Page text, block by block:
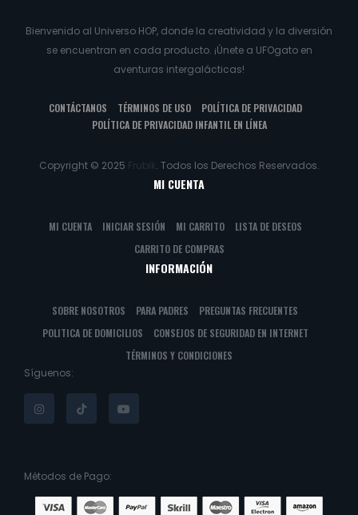
Bienvenido al Universo HOP, donde la creatividad y la diversión
se encuentran en cada producto. ¡Únete a UFOgato en
aventuras intergalácticas!
CONTÁCTANOS TÉRMINOS DE USO
POLÍTICA DE PRIVACIDAD
POLÍTICA DE PRIVACIDAD INFANTIL EN LÍNEA
Copyright © 2025 Frubik. Todos los Derechos Reservados.
MI CUENTA
MI CUENTA INICIAR SESIÓN MI CARRITO
LISTA DE DESEOS
CARRITO DE COMPRAS
INFORMACIÓN
SOBRE NOSOTROS PARA PADRES
PREGUNTAS FRECUENTES
POLITICA DE DOMICILIOS
CONSEJOS DE SEGURIDAD EN INTERNET
TÉRMINOS Y CONDICIONES
Síguenos:
Métodos de Pago: